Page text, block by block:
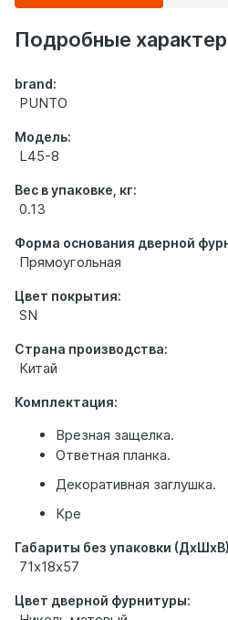
о
товаре
Подробные
brand:
PUNTO
Модель:
L45-8
Вес в упаковке, кг:
0.13
Форма основания дверной
Прямоугольная
Цвет покрытия:
SN
Страна производства:
Китай
Комплектация:
Врезная защелка.
Ответная планка.
Декоративная заглушка.
Кре
Габариты без упаковки
71х18х57
Цвет дверной фурнитуры: